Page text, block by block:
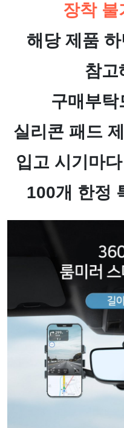
장착 불
해당 제품
참고
구매부
실리콘 패드
입고 시기마
100개 한정